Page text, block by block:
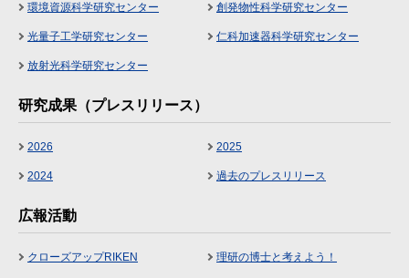
環境資源科学研究センター 創発物性科学研究センター
光量子工学研究センター 仁科加速器科学研究センター
放射光科学研究センター
研究成果（プレスリリース）
2026 2025
2024 過去のプレスリリース
広報活動
クローズアップRIKEN 理研の博士と考えよう！